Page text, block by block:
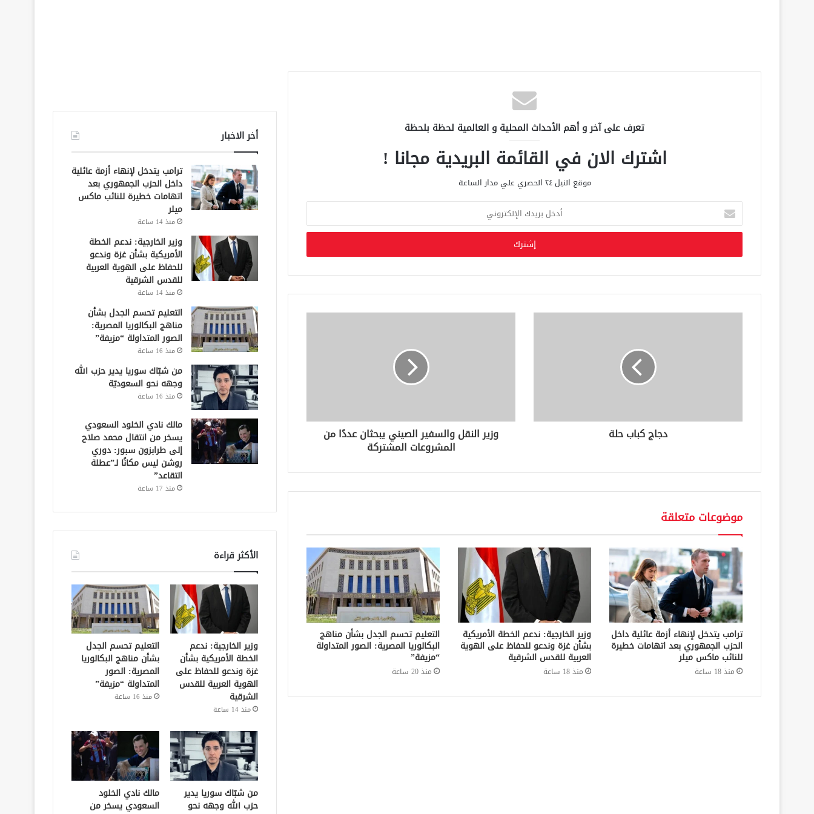
تعرف على آخر و أهم الأحداث المحلية و العالمية لحظة بلحظة
اشترك الان في القائمة البريدية مجانا !
موقع النيل ٢٤ الحصري علي مدار الساعة
خ
ب
د
ك
ن
دجاج كباب حلة وزير النقل والسفير الصيني يبحثان عددًا من
المشروعات المشتركة
موضوعات متعلقة
ترامب يتدخل لإنهاء أزمة عائلية داخل
الحزب الجمهوري بعد اتهامات خطيرة
للنائب ماكس ميلر
منذ 18 ساعة
وزير الخارجية: ندعم الخطة الأمريكية
بشأن غزة وندعو للحفاظ على الهوية
العربية للقدس الشرقية
منذ 18 ساعة
التعليم تحسم الجدل بشأن مناهج
البكالوريا المصرية: الصور المتداولة
“مزيفة”
منذ 20 ساعة
أخر الاخبار
ترامب يتدخل لإنهاء أزمة عائلية
داخل الحزب الجمهوري بعد
اتهامات خطيرة للنائب ماكس
ميلر
منذ 14 ساعة
وزير الخارجية: ندعم الخطة
الأمريكية بشأن غزة وندعو
للحفاظ على الهوية العربية
للقدس الشرقية
منذ 14 ساعة
التعليم تحسم الجدل بشأن
مناهج البكالوريا المصرية:
الصور المتداولة “مزيفة”
منذ 16 ساعة
من شبّاك سوريا يدير حزب الله
وجهه نحو السعوديّة
منذ 16 ساعة
مالك نادي الخلود السعودي
يسخر من انتقال محمد صلاح
إلى طرابزون سبور: دوري
روشن ليس مكانًا لـ”عطلة
التقاعد”
منذ 17 ساعة
الأكثر قراءة
وزير الخارجية: ندعم
الخطة الأمريكية بشأن
غزة وندعو للحفاظ على
الهوية العربية للقدس
الشرقية
منذ 14 ساعة
التعليم تحسم الجدل
بشأن مناهج البكالوريا
المصرية: الصور
المتداولة “مزيفة”
منذ 16 ساعة
من شبّاك سوريا يدير
حزب الله وجهه نحو
مالك نادي الخلود
السعودي يسخر من